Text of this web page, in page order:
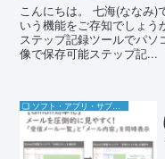
こんにちは。 七海(ななみ)
いう機能をご存知でしょう
ステップ記録ツールでパ
像で保存可能ステップ記...
❏ ソフト・アプリ・サブスク